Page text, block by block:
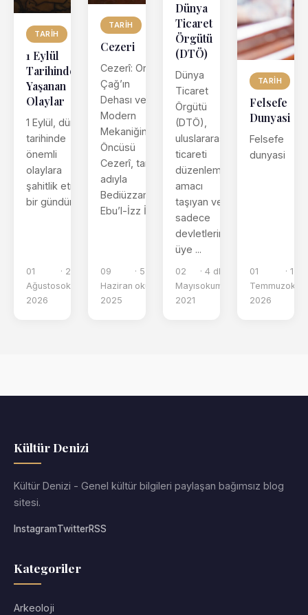
TARIH
1 Eylül
Tarihinde
Yaşanan
Olaylar
1 Eylül, dünya
tarihinde
önemli
olaylara
şahitlik etmiş
bir gündür.
01
Ağustos
2026
· 2 dk
okuma
TARIH
Cezeri
Cezerî: Orta
Çağ’ın
Dehası ve
Modern
Mekaniğin
Öncüsü
Cezerî, tam
adıyla
Bediüzzaman
Ebu’l-İzz İs...
09
Haziran
2025
· 5 dk
okuma
Dünya
Ticaret
Örgütü
(DTÖ)
Dünya
Ticaret
Örgütü
(DTÖ),
uluslararası
ticareti
düzenleme
amacı
taşıyan ve
sadece
devletlerin
üye ...
02
Mayıs
2021
· 4 dk
okuma
TARIH
Felsefe
Dunyasi
Felsefe
dunyasi
01
Temmuz
2026
· 1 dk
Kültür Denizi
Kültür Denizi - Genel kültür bilgileri paylaşan bağımsız blog
sitesi.
InstagramTwitterRSS
Kategoriler
Arkeoloji